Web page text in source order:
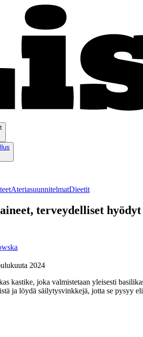
AteriasuunnitelmatDieetit
terveydelliset
2024
kastike, joka valmistetaan yleisesti
ja löydä säilytysvinkkejä, jotta se pysyy